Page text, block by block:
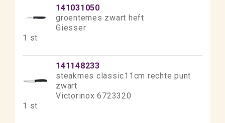
141031050
groentemes zwart heft
Giesser
1 st
141148233
steakmes classic11cm rechte punt
zwart
Victorinox 6723320
1 st